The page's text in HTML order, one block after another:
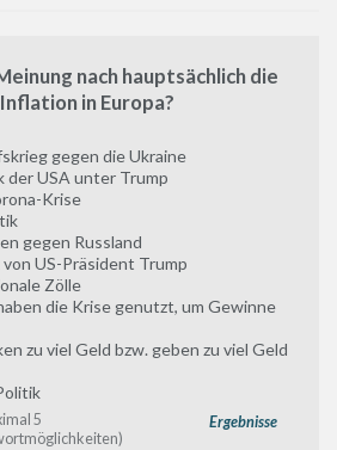
nach hauptsächlich die
in Europa?
gegen die Ukraine
der USA unter Trump
Krise
gegen Russland
US-Präsident Trump
Zölle
die Krise genutzt, um Gewinne
zu viel Geld bzw. geben zu viel Geld
Ergebnisse
5